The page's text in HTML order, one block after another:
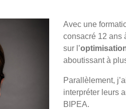
Avec une
consacré 12 ans
sur l’
aboutissant à
Parallèlement,
interpréter leurs
BIPEA.